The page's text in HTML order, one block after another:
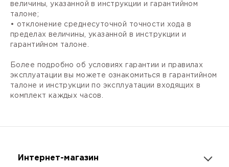
величины, указанной в инструкции и гарантийном
талоне;
• отклонение среднесуточной точности хода в
пределах величины, указанной в инструкции и
гарантийном талоне.
Более подробно об условиях гарантии и правилах
эксплуатации вы можете ознакомиться в гарантийном
талоне и инструкции по эксплуатации входящих в
комплект каждых часов.
Интернет-магазин